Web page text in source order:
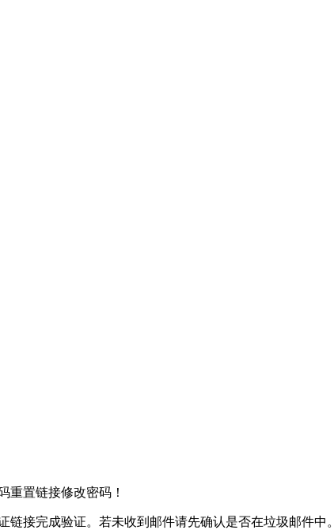
重置链接修改密码！
接完成验证。若未收到邮件请先确认是否在垃圾邮件中。